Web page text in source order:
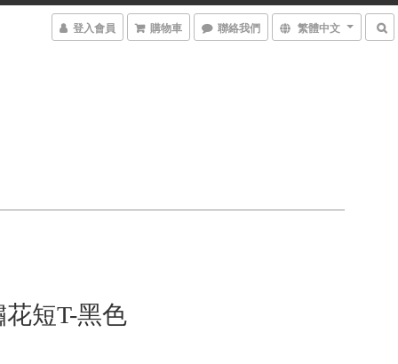
登入會員 購物車 聯絡我們 繁體中文
短T-黑色